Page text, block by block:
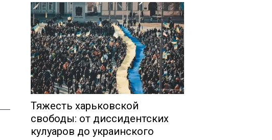
Тяжесть харьковской
свободы: от диссидентских
кулуаров до украинского